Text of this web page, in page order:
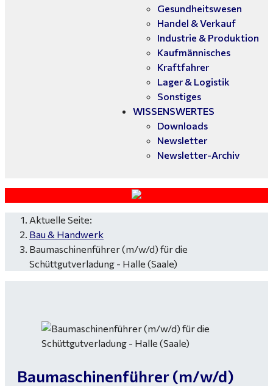
Gesundheitswesen
Handel & Verkauf
Industrie & Produktion
Kaufmännisches
Kraftfahrer
Lager & Logistik
Sonstiges
WISSENSWERTES
Downloads
Newsletter
Newsletter-Archiv
Aktuelle Seite:
Bau & Handwerk
Baumaschinenführer (m/w/d) für die
Schüttgutverladung - Halle (Saale)
Baumaschinenführer (m/w/d)